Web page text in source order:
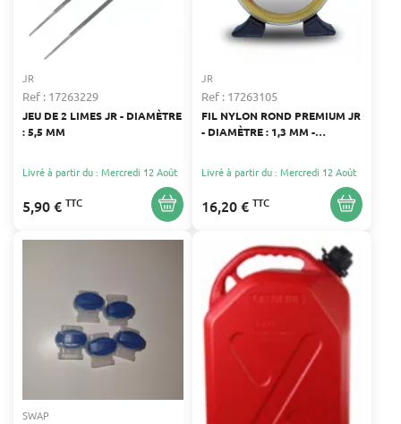
JR
Ref : 17263229
JEU DE 2 LIMES JR - DIAMÈTRE
: 5,5 MM
Livré à partir du : Mercredi 12 Août
5,90 € TTC
JR
Ref : 17263105
FIL NYLON ROND PREMIUM JR
- DIAMÈTRE : 1,3 MM -
Livré à partir du : Mercredi 12 Août
16,20 € TTC
SWAP